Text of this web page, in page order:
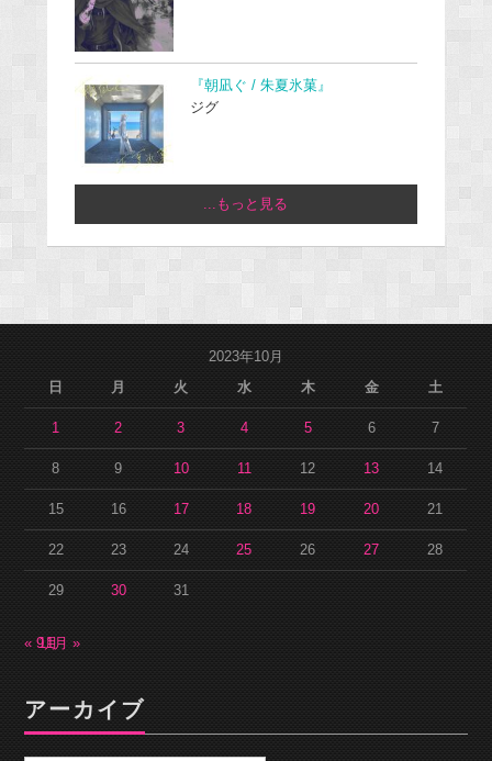
『朝凪ぐ / 朱夏氷菓』
ジグ
...もっと見る
2023年10月
日
月 火 水 木 金 土
1 2 3 4 5 6 7
8 9 10 11 12 13 14
15 16 17 18 19 20 21
22 23 24 25 26 27 28
29 30 31
« 9月
11月 »
アーカイブ